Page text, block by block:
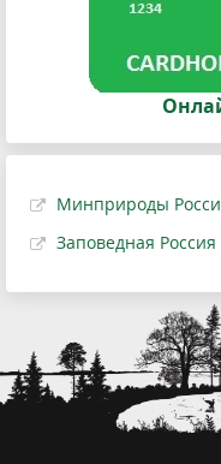
Минприроды
Заповедная Россия